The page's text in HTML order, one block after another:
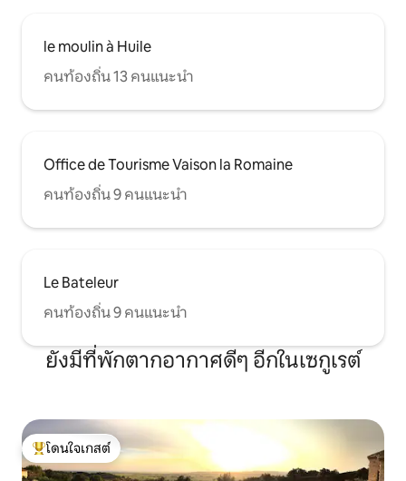
le moulin à Huile
คนท้องถิ่น 13 คนแนะนำ
Office de Tourisme Vaison la Romaine
คนท้องถิ่น 9 คนแนะนำ
Le Bateleur
คนท้องถิ่น 9 คนแนะนำ
ยังมีที่พักตากอากาศดีๆ อีกในเซกูเรต์
โดนใจเกสต์ที่สุด
โดนใจเกสต์